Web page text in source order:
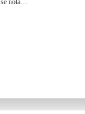
se nota…